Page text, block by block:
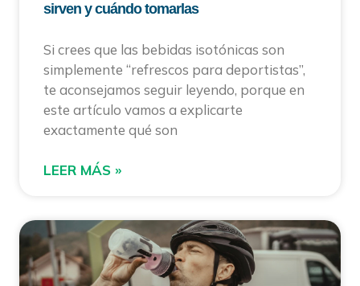
sirven y cuándo tomarlas
Si crees que las bebidas isotónicas son
simplemente “refrescos para deportistas”,
te aconsejamos seguir leyendo, porque en
este artículo vamos a explicarte
exactamente qué son
LEER MÁS »